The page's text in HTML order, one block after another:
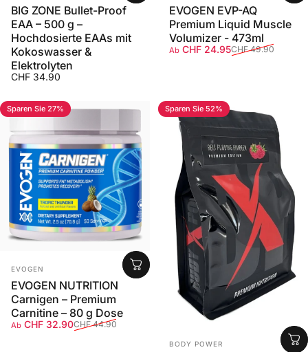
BIG ZONE Bullet-Proof
EAA – 500 g –
Hochdosierte EAAs mit
Kokoswasser &
Elektrolyten
CHF 34.90
EVOGEN EVP-AQ
Premium Liquid Muscle
Volumizer - 473ml
Verkaufspreis
Ab CHF 24.95
Normaler PreisCHF 49.90
Sparen Sie 27%
Anbieter:
EVOGEN
EVOGEN NUTRITION
Carnigen – Premium
Carnitine – 80 g Dose
Verkaufspreis
Ab CHF 32.90
Normaler PreisCHF 44.90
Sparen Sie 52%
Anbieter:
BODY POWER